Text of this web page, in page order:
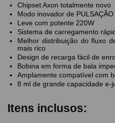
Chipset Axon totalmente novo
Modo inovador de
Leve com potente 220W
Sistema de carregamento
Melhor distribuição do fluxo
mais rico
Design de recarga fácil de
Bobina em forma de bala
Amplamente compatível com
8 ml de grande capacidade e-
Itens inclusos: